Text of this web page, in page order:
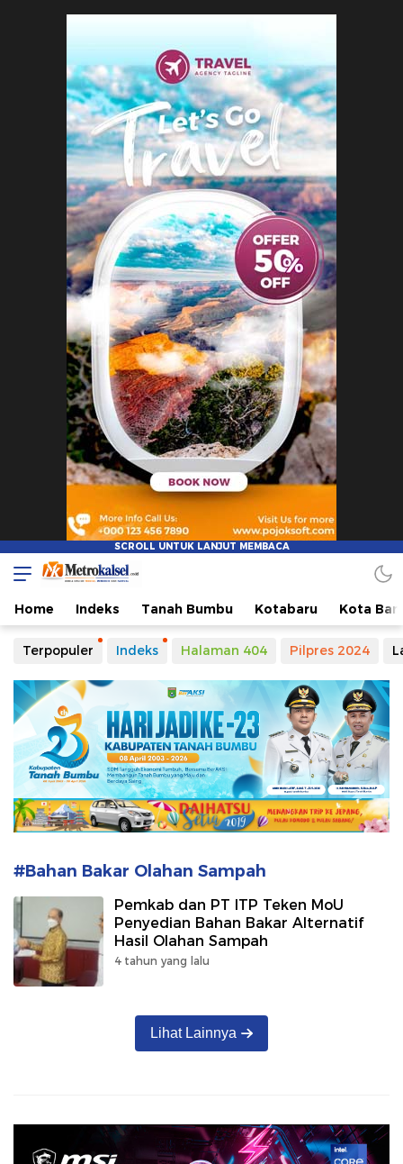
Metro Kalsel
Media Online Terkini, Faktual dan Mendidik
Home Indeks Tanah Bumbu Kotabaru Kota
Terpopuler Indeks Halaman 404 Pilpres 2024
#Bahan Bakar Olahan Sampah
Pemkab dan PT ITP Teken MoU
Penyedian Bahan Bakar Alternatif
Hasil Olahan Sampah
4 tahun yang lalu
Lihat Lainnya